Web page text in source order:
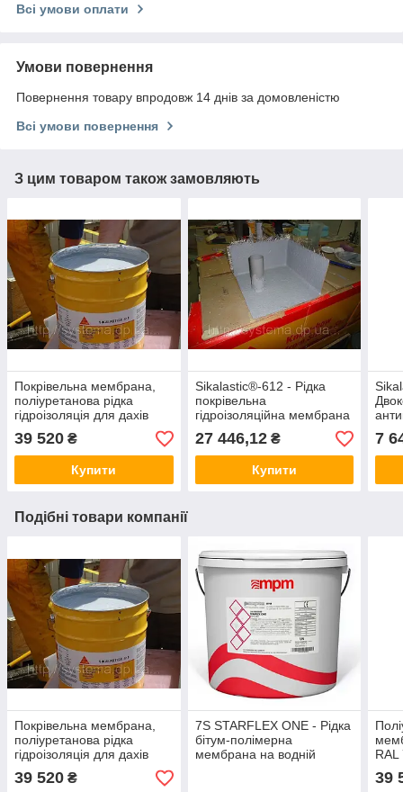
Всі умови оплати
Умови повернення
Повернення товару впродовж 14 днів за домовленістю
Всі умови повернення
З цим товаром також замовляють
Покрівельна мембрана,
поліуретанова рідка
гідроізоляція для дахів
RAL 7045, 20,7 кг -
Sikalastic®-618
39 520 ₴
Купити
Sikalastic®-612 - Рідка
покрівельна
гідроізоляційна мембрана
з високою долговечн.,
стійка до УФ, 21,3 кг
27 446,12₴
Купити
для
сіт.
7
Подібні товари компанії
Покрівельна мембрана,
поліуретанова рідка
гідроізоляція для дахів
Sikalastic®-618
39 520 ₴
7S STARFLEX ONE - Рідка
бітум-полімерна
мембрана на водній
RAL
39